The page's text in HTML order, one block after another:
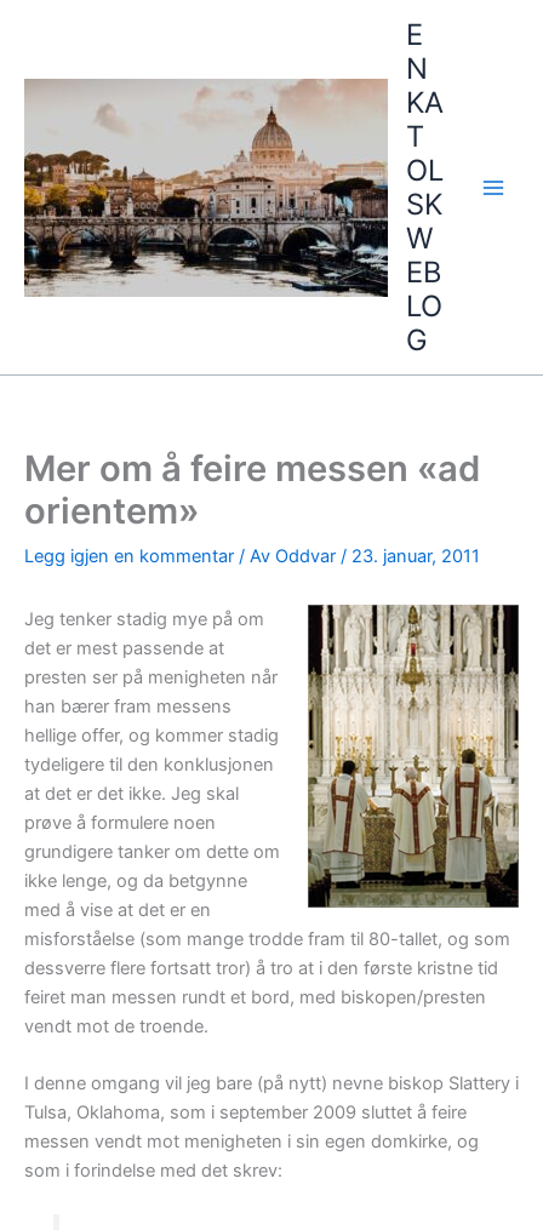
E
N
KA
T
OL
SK
W
EB
LO
G
Mer om å feire messen «ad
orientem»
Legg igjen en kommentar / Av Oddvar / 23. januar, 2011
Jeg tenker stadig mye på om
det er mest passende at
presten ser på menigheten når
han bærer fram messens
hellige offer, og kommer stadig
tydeligere til den konklusjonen
at det er det ikke. Jeg skal
prøve å formulere noen
grundigere tanker om dette om
ikke lenge, og da betgynne
med å vise at det er en
misforståelse (som mange trodde fram til 80-tallet, og som
dessverre flere fortsatt tror) å tro at i den første kristne tid
feiret man messen rundt et bord, med biskopen/presten
vendt mot de troende.
I denne omgang vil jeg bare (på nytt) nevne biskop Slattery i
Tulsa, Oklahoma, som i september 2009 sluttet å feire
messen vendt mot menigheten i sin egen domkirke, og
som i forindelse med det skrev: